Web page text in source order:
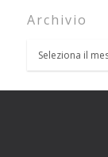
Archivio